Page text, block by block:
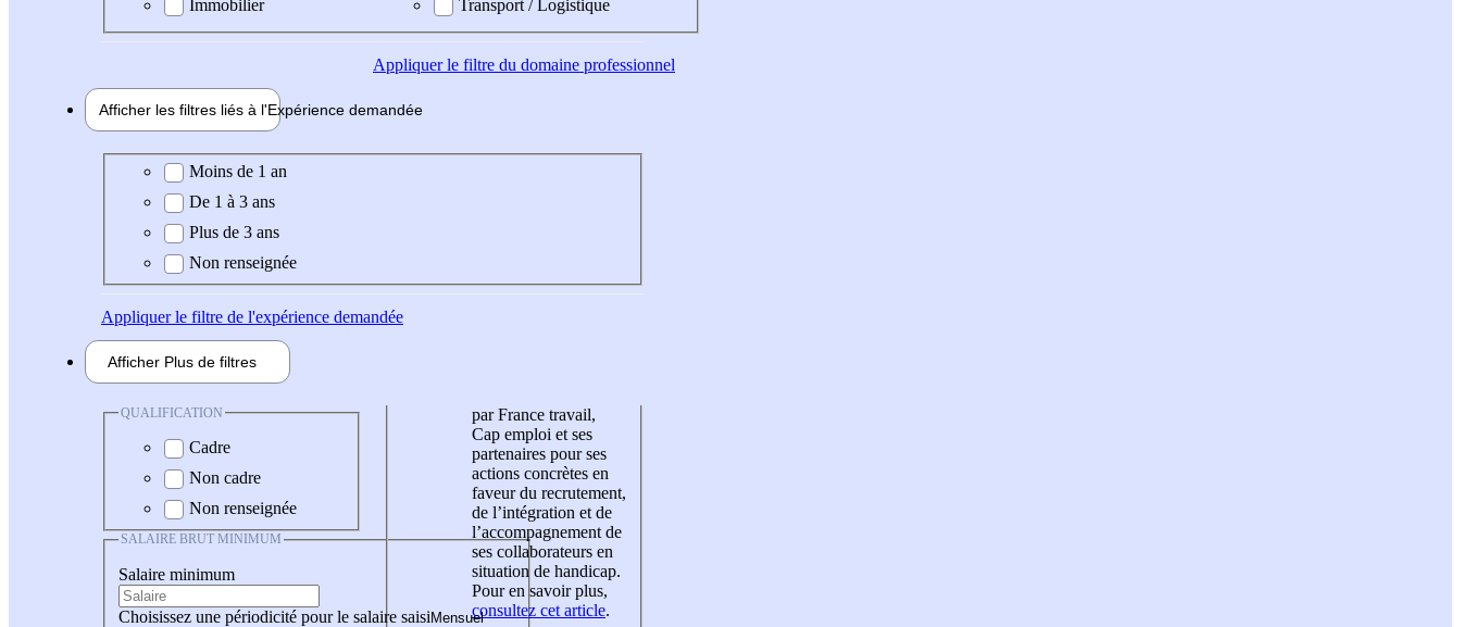
Immobilier
Transport / Logistique
Appliquerle filtre du domaine professionnel
Afficher les filtres liés à l'Expérience demandée
Expérience demandée
Moins de 1 an
De 1 à 3 ans
Plus de 3 ans
Non renseignée
Appliquerle filtre de l'expérience demandée
Afficher Plus de filtres
QUALIFICATION
Cadre
Non cadre
Non renseignée
SALAIRE BRUT MINIMUM
Salaire minimum
Choisissez une périodicité pour le salaire saisi
par France travail,
Cap emploi et ses
partenaires pour ses
actions concrètes en
faveur du recrutement,
de l’intégration et de
l’accompagnement de
ses collaborateurs en
situation de handicap.
Pour en savoir plus,
consultez cet article.